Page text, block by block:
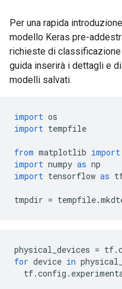
Per una rapida
modello Keras pre-
richieste di
guida inserirà i dettagli e
modelli salvati.
import os
import tempfile
from matplotlib import
import numpy as np
import tensorflow as
tmpdir = tempfile.
physical_devices = tf.
for device in
tf.config .